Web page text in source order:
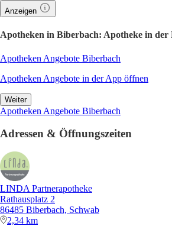
Anzeigen
Apotheken in Biberbach: Apotheke in der
Apotheken Angebote Biberbach
Apotheken Angebote in der App öffnen
Weiter
Apotheken Angebote Biberbach
Adressen & Öffnungszeiten
LINDA Partnerapotheke
Rathausplatz 2
86485 Biberbach, Schwab
2,34 km